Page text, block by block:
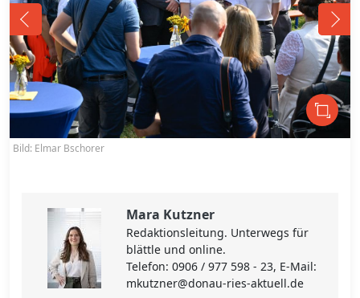
Bild: Elmar Bschorer
Mara Kutzner
Redaktionsleitung. Unterwegs für
blättle und online.
Telefon: 0906 / 977 598 - 23, E-Mail:
mkutzner@donau-ries-aktuell.de